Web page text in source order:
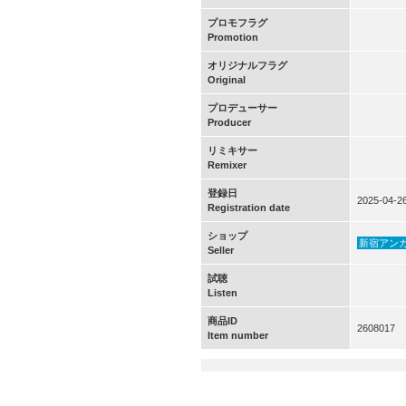
プロモフラグ
Promotion
オリジナルフラグ
Original
プロデューサー
Producer
リミキサー
Remixer
登録日
Registration date
2025-04-
ショップ
Seller
新宿アン
試聴
Listen
商品ID
Item number
2608017